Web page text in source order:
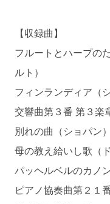
【収録曲】
フルートとハープの
ルト）
フィンランディア（
交響曲第３番 第３楽
別れの曲（ショパン）
母の教え給いし歌（
パッヘルベルのカノ
ピアノ協奏曲第２１